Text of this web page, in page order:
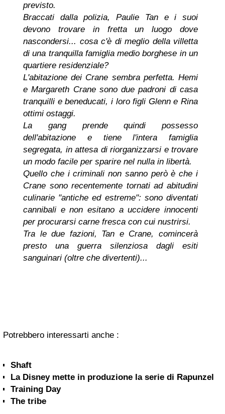
previsto.
Braccati dalla polizia, Paulie Tan e i suoi
devono trovare in fretta un luogo dove
nascondersi... cosa c'è di meglio della villetta
di una tranquilla famiglia medio borghese in un
quartiere residenziale?
L'abitazione dei Crane sembra perfetta. Hemi
e Margareth Crane sono due padroni di casa
tranquilli e beneducati, i loro figli Glenn e Rina
ottimi ostaggi.
La gang prende quindi possesso
dell'abitazione e tiene l'intera famiglia
segregata, in attesa di riorganizzarsi e trovare
un modo facile per sparire nel nulla in libertà.
Quello che i criminali non sanno però è che i
Crane sono recentemente tornati ad abitudini
culinarie "antiche ed estreme": sono diventati
cannibali e non esitano a uccidere innocenti
per procurarsi carne fresca con cui nustrirsi.
Tra le due fazioni, Tan e Crane, comincerà
presto una guerra silenziosa dagli esiti
sanguinari (oltre che divertenti)...
Potrebbero interessarti anche :
Shaft
La Disney mette in produzione la serie di Rapunzel
Training Day
The tribe